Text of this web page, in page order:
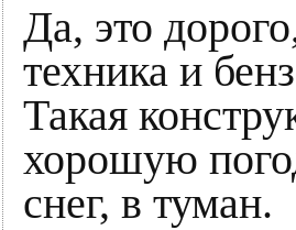
Да, это
техника и
Такая
хорошую
снег, в туман.